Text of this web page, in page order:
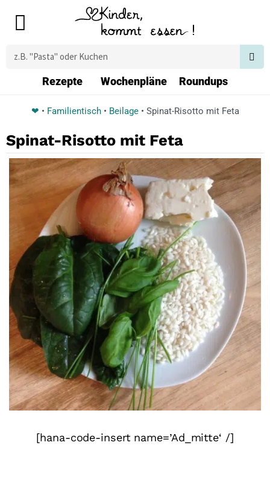
Main
Suche
Rezepte Wochenpläne Roundups
❤ • Familientisch• Beilage• Spinat-Risotto mit Feta
Spinat-Risotto mit Feta
[hana-code-insert name=’Ad_mitte‘ /]